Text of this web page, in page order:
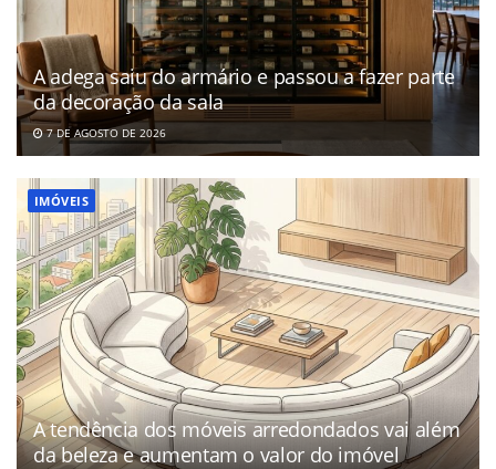
A adega saiu do armário e passou a fazer parte
da decoração da sala
7 DE AGOSTO DE 2026
IMÓVEIS
A tendência dos móveis arredondados vai além
da beleza e aumentam o valor do imóvel